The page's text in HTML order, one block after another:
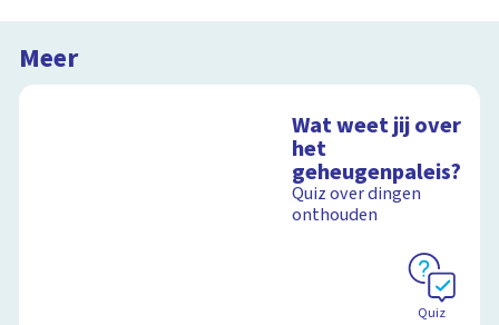
Meer
Wat weet jij over
het
geheugenpaleis?
Quiz over dingen
onthouden
Quiz